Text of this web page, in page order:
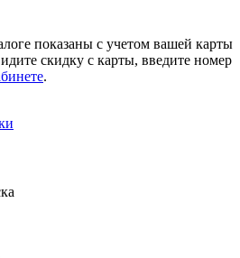
показаны с учетом вашей карты
скидку с карты, введите номер
.